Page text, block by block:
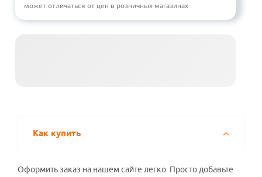
может отличаться от цен в розничных магазинах
Как купить
Оформить заказ на нашем сайте легко. Просто добавьте